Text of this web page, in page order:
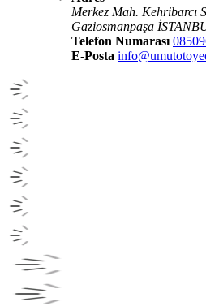
Merkez Mah. Kehribarcı
Gaziosmanpaşa
Telefon Numarası
E-Posta